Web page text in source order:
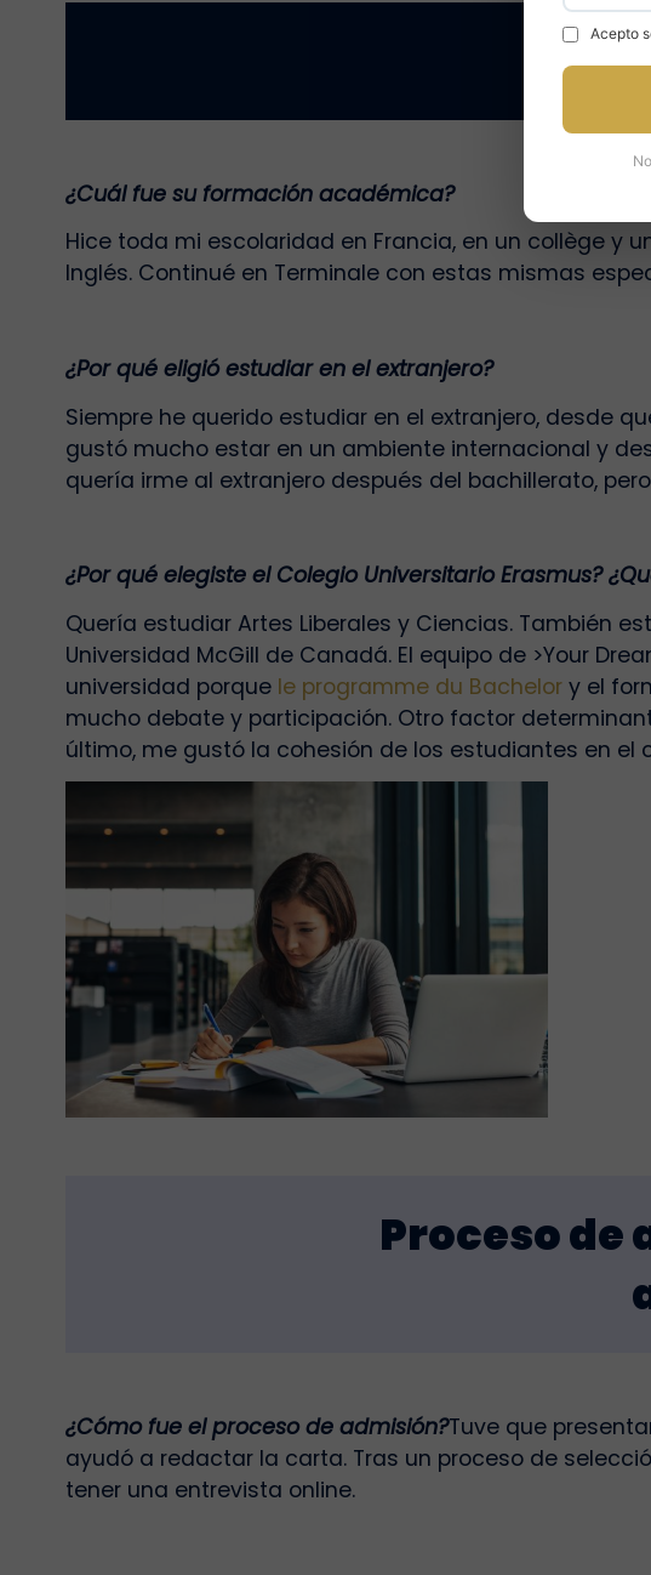
¿Cuál fue su formación académica?
Hice toda mi escolaridad en Francia, en un collège y
Inglés. Continué en Terminale con estas mismas
¿Por qué eligió estudiar en el extranjero?
Siempre he querido estudiar en el extranjero, desde
gustó mucho estar en un ambiente internacional y
quería irme al extranjero después del bachillerato,
¿Por qué elegiste el Colegio Universitario Erasmus?
Quería estudiar Artes Liberales y Ciencias. También
Universidad McGill de Canadá. El equipo de >Your
universidad porque le programme du Bachelory el
mucho debate y participación. Otro factor
último, me gustó la cohesión de los estudiantes en el
Proceso
¿Cómo fue el proceso de admisión?Tuve que
ayudó a redactar la carta. Tras un proceso de
tener una entrevista online.
Acepto